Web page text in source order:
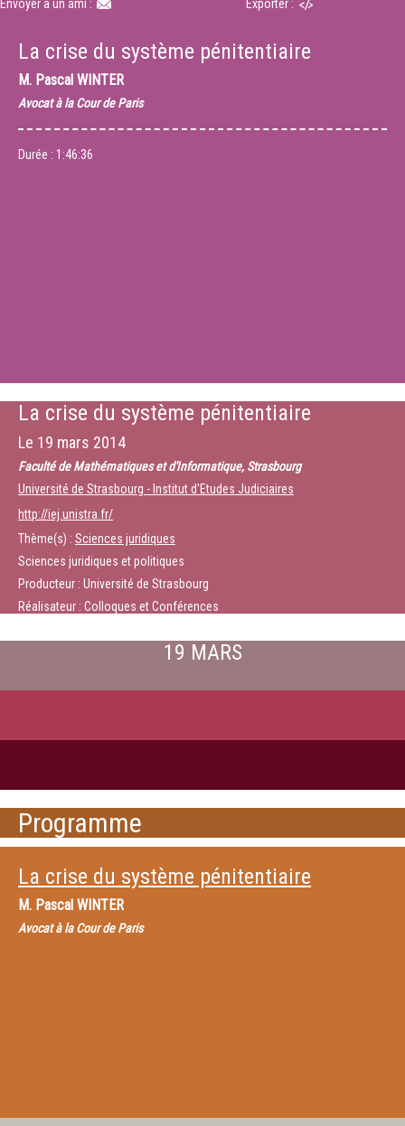
Envoyer à un ami : Exporter :
La crise du système pénitentiaire
M. Pascal WINTER
Avocat à la Cour de Paris
Durée : 1:46:36
La crise du système pénitentiaire
Le 19 mars 2014
Faculté de Mathématiques et d'Informatique, Strasbourg
Université de Strasbourg - Institut d'Etudes Judiciaires
http://iej.unistra.fr/
Thème(s) : Sciences juridiques
Sciences juridiques et politiques
Producteur : Université de Strasbourg
Réalisateur : Colloques et Conférences
19 MARS
Programme
La crise du système pénitentiaire
M. Pascal WINTER
Avocat à la Cour de Paris